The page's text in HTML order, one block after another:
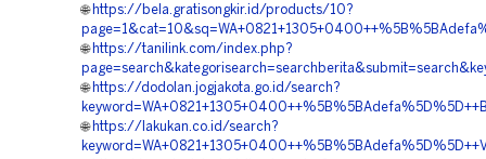
🌐 https://bela.gratisongkir.id/products/10?
🌐 https://tanilink.com/index.php?
🌐 https://dodolan.jogjakota.go.id/search?
🌐 https://lakukan.co.id/search?